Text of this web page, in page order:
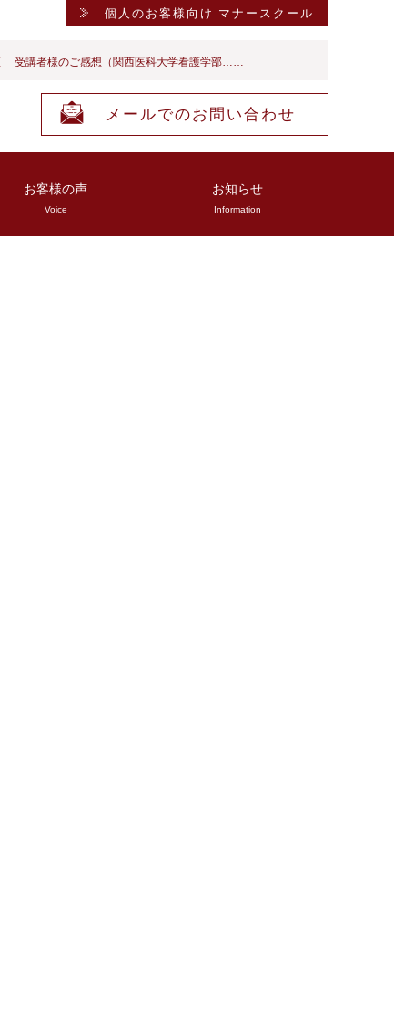
個人のお客様向け マナースクール
受講者様のご感想（関西医科大学看護学部……
メールでのお問い合わせ
お客様の声
Voice
お知らせ
Information